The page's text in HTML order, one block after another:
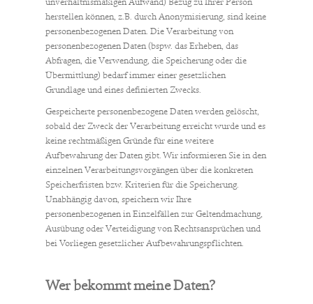
herstellen können, z.B. durch Anonymisierung, sind keine
personenbezogenen Daten. Die Verarbeitung von
personenbezogenen Daten (bspw. das Erheben, das
Abfragen, die Verwendung, die Speicherung oder die
Übermittlung) bedarf immer einer gesetzlichen
Grundlage und eines definierten Zwecks.
Gespeicherte personenbezogene Daten werden gelöscht,
sobald der Zweck der Verarbeitung erreicht wurde und es
keine rechtmäßigen Gründe für eine weitere
Aufbewahrung der Daten gibt. Wir informieren Sie in den
einzelnen Verarbeitungsvorgängen über die konkreten
Speicherfristen bzw. Kriterien für die Speicherung.
Unabhängig davon, speichern wir Ihre
personenbezogenen in Einzelfällen zur Geltendmachung,
Ausübung oder Verteidigung von Rechtsansprüchen und
bei Vorliegen gesetzlicher Aufbewahrungspflichten.
Wer bekommt meine Daten?